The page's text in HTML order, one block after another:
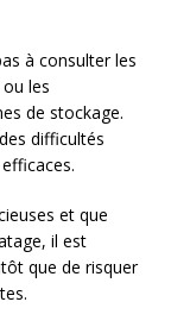
à consulter les
les
de stockage.
difficultés
et que
il est
que de risquer